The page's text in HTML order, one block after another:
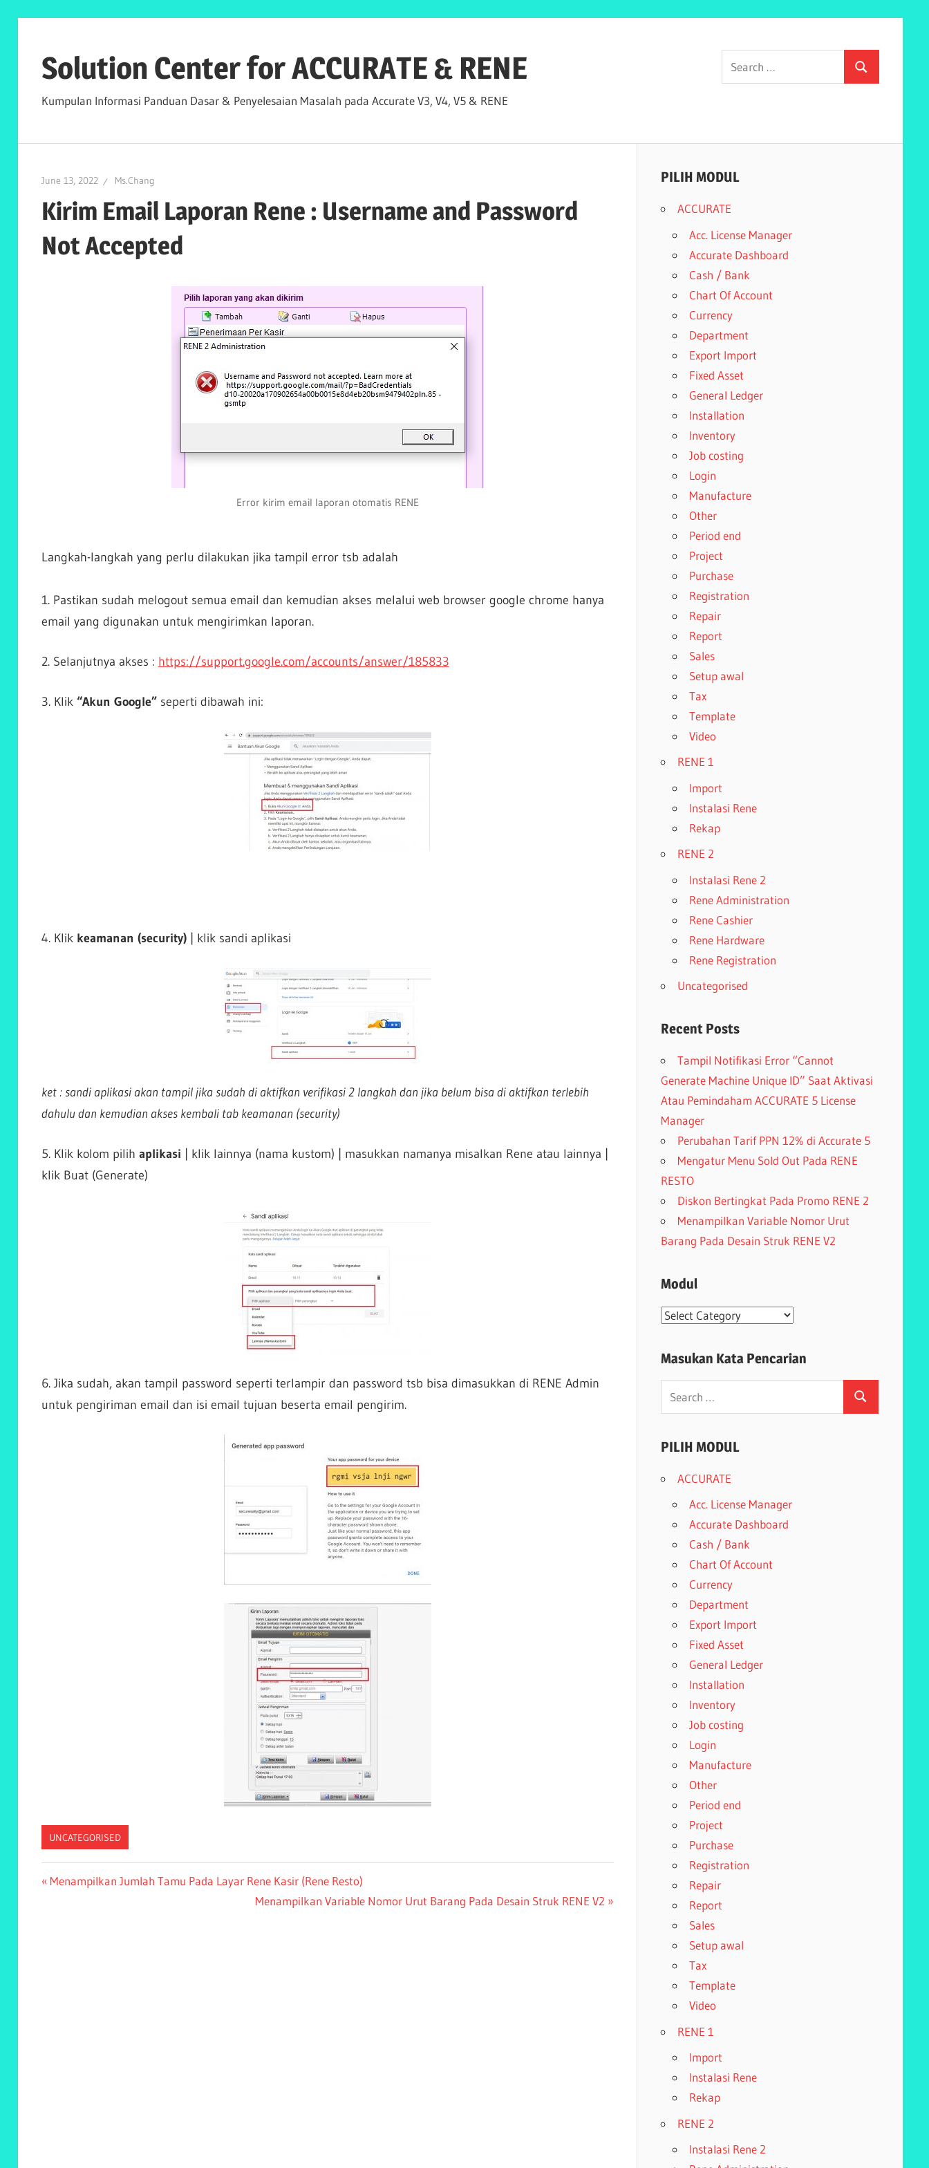
contentSolution Center for ACCURATE & RENE
Kumpulan Informasi Panduan Dasar & Penyelesaian Masalah pada Accurate V3, V4, V5 & RENE
Search
for:
Search
June 13, 2022 Ms.Chang
Kirim Email Laporan Rene : Username and Password
Not Accepted
Error kirim email laporan otomatis RENE
Langkah-langkah yang perlu dilakukan jika tampil error tsb adalah
1. Pastikan sudah melogout semua email dan kemudian akses melalui web browser google chrome hanya
email yang digunakan untuk mengirimkan laporan.
2. Selanjutnya akses : https://support.google.com/accounts/answer/185833
3. Klik “Akun Google”seperti dibawah ini:
4. Klik keamanan (security) | klik sandi aplikasi
ket : sandi aplikasi akan tampil jika sudah di aktifkan verifikasi 2 langkah dan jika belum bisa di aktifkan terlebih
dahulu dan kemudian akses kembali tab keamanan (security)
5. Klik kolom pilih aplikasi | klik lainnya (nama kustom) | masukkan namanya misalkan Rene atau lainnya |
klik Buat (Generate)
6. Jika sudah, akan tampil password seperti terlampir dan password tsb bisa dimasukkan di RENE Admin
untuk pengiriman email dan isi email tujuan beserta email pengirim.
UNCATEGORISED
Post
Previous
Menampilkan Jumlah Tamu Pada Layar Rene Kasir (Rene Resto)
Next
Menampilkan Variable Nomor Urut Barang Pada Desain Struk RENE V2
PILIH MODUL
ACCURATE
Acc. License Manager
Accurate Dashboard
Cash / Bank
Chart Of Account
Currency
Department
Export Import
Fixed Asset
General Ledger
Installation
Inventory
Job costing
Login
Manufacture
Other
Period end
Project
Purchase
Registration
Repair
Report
Sales
Setup awal
Tax
Template
Video
RENE 1
Import
Instalasi Rene
Rekap
RENE 2
Instalasi Rene 2
Rene Administration
Rene Cashier
Rene Hardware
Rene Registration
Uncategorised
Recent Posts
Tampil Notifikasi Error “Cannot
Generate Machine Unique ID” Saat Aktivasi
Atau Pemindaham ACCURATE 5 License
Manager
Perubahan Tarif PPN 12% di Accurate 5
Mengatur Menu Sold Out Pada RENE
RESTO
Diskon Bertingkat Pada Promo RENE 2
Menampilkan Variable Nomor Urut
Barang Pada Desain Struk RENE V2
Modul
Modul
Masukan Kata Pencarian
Search
PILIH MODUL
ACCURATE
Acc. License Manager
Accurate Dashboard
Cash / Bank
Chart Of Account
Currency
Department
Export Import
Fixed Asset
General Ledger
Installation
Inventory
Job costing
Login
Manufacture
Other
Period end
Project
Purchase
Registration
Repair
Report
Sales
Setup awal
Tax
Template
Video
RENE 1
Import
Instalasi Rene
Rekap
RENE 2
Instalasi Rene 2